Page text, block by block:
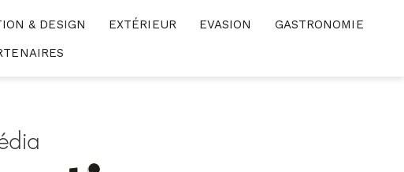
& DESIGN EXTÉRIEUR EVASION
GASTRONOMIE